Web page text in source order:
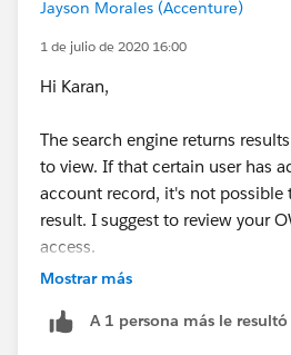
Jayson Morales (Accenture)
1 de julio de 2020 16:00
Hi Karan,
The search engine returns
to view. If that certain user has
account record, it's not possible
result. I suggest to review your
access.
Mostrar más
A 1 persona más le